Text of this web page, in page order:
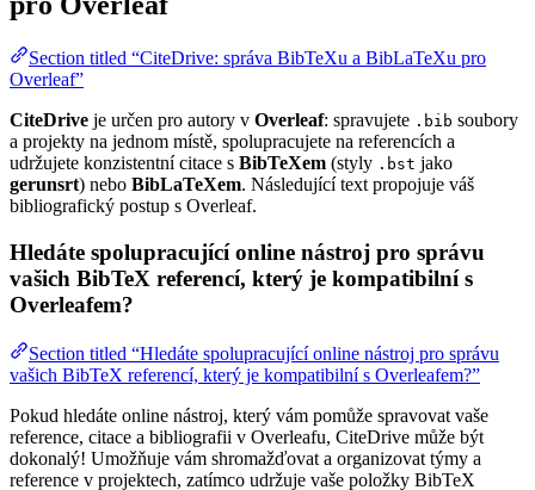
Section titled “CiteDrive: správa BibTeXu a BibLaTeXu pro
Overleaf”
CiteDrive je určen pro autory v Overleaf: spravujete .bib soubory
a projekty na jednom místě, spolupracujete na referencích a
udržujete konzistentní citace s BibTeXem (styly .bst jako
gerunsrt) nebo BibLaTeXem. Následující text propojuje váš
bibliografický postup s Overleaf.
Hledáte spolupracující online nástroj pro správu
vašich BibTeX referencí, který je kompatibilní s
Overleafem?
Section titled “Hledáte spolupracující online nástroj pro správu
vašich BibTeX referencí, který je kompatibilní s Overleafem?”
Pokud hledáte online nástroj, který vám pomůže spravovat vaše
reference, citace a bibliografii v Overleafu, CiteDrive může být
dokonalý! Umožňuje vám shromažďovat a organizovat týmy a
reference v projektech, zatímco udržuje vaše položky BibTeX